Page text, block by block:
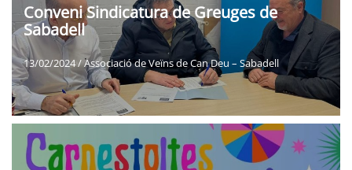
Conveni Sindicatura de Greuges de
Sabadell
13/02/2024/Associació de Veïns de Can Deu – Sabadell